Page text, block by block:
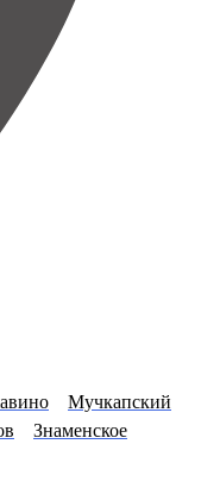
Мучкапский
Знаменское